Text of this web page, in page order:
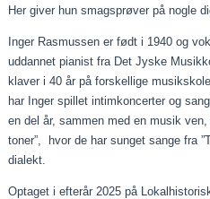
Her giver hun smagsprøver på nogle
Inger Rasmussen er født i 1940 og
uddannet pianist fra Det Jyske
klaver i 40 år på forskellige
har Inger spillet intimkoncerter og
en del år, sammen med en musik
toner”, hvor de har sunget sange fra
dialekt.
Optaget i efterår 2025 på